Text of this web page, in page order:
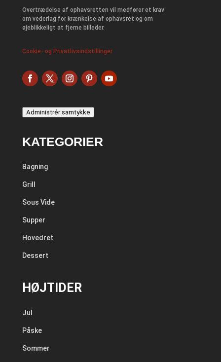
Overtrædelse af ophavsretten vil medfører et krav
om vederlag for krænkelse af ophavsret og om
øjeblikkeligt at fjerne billeder.
Cookie- og Privatlivsindstillinger
Administrér samtykke
KATEGORIER
Bagning
Grill
Sous Vide
Supper
Hovedret
Dessert
HØJTIDER
Jul
Påske
Sommer